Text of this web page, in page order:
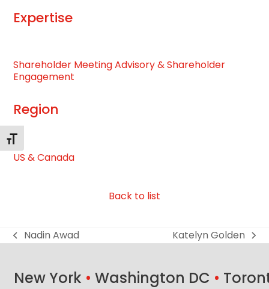
Alternar tamaño de letra
Expertise
Shareholder Meeting Advisory & Shareholder
Engagement
Region
US & Canada
Back to list
previous
Nadin Awad
next
Katelyn Golden
New York • Washington DC •